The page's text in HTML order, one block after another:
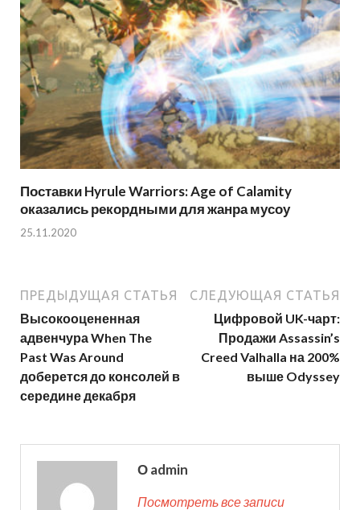
Поставки Hyrule Warriors: Age of Calamity
оказались рекордными для жанра мусоу
25.11.2020
ПРЕДЫДУЩАЯ СТАТЬЯ
Высокооцененная
адвенчура When The
Past Was Around
доберется до консолей в
середине декабря
СЛЕДУЮЩАЯ СТАТЬЯ
Цифровой UK-чарт:
Продажи Assassin’s
Creed Valhalla на 200%
выше Odyssey
О admin
Посмотреть все записи